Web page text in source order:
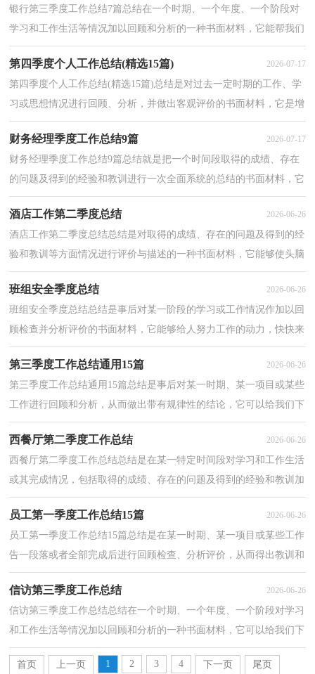
银行第三季度工作总结7篇总结在一个时期、一个年度、一个阶段对
学习和工作生活等情况加以回顾和分析的一种书面材料，它能帮我们
理顺知识结构，突出重点，突破难点，不如立即行动起...
第四季度个人工作总结(精选15篇) 2026-07-17
第四季度个人工作总结(精选15篇)总结是对过去一定时期的工作、学
习或思想情况进行回顾、分析，并做出客观评价的书面材料，它是增
长才干的一种好办法，因此我们需要回头归纳，写一份...
财务经理季度工作总结9篇 2026-07-17
财务经理季度工作总结9篇总结就是把一个时间段取得的成绩、存在
的问题及得到的经验和教训进行一次全面系统的总结的书面材料，它
可以使我们更有效率，不妨让我们认真地完成总结...
酒店工作第二季度总结 2026-06-26
酒店工作第二季度总结总结是对取得的成绩、存在的问题及得到的经
验和教训等方面情况进行评价与描述的一种书面材料，它能够使头脑
更加清醒，目标更加明确，我想我们需要写一份总结...
班组安全季度总结 2026-06-26
班组安全季度总结总结是事后对某一阶段的学习或工作情况作加以回
顾检查并分析评价的书面材料，它能够给人努力工作的动力，快快来
写一份总结吧。那么你真的懂得怎么写总结吗？下面...
第三季度工作总结通用15篇 2026-06-26
第三季度工作总结通用15篇总结是事后对某一时期、某一项目或某些
工作进行回顾和分析，从而做出带有规律性的结论，它可以给我们下
一阶段的学习和工作生活做指导，不妨坐下来好好写...
西餐厅第二季度工作总结 2026-06-26
西餐厅第二季度工作总结总结是在某一特定时间段对学习和工作生活
或其完成情况，包括取得的成绩、存在的问题及得到的经验和教训加
以回顾和分析的书面材料，它可以使我们更有效率...
员工第一季度工作总结15篇 2026-06-26
员工第一季度工作总结15篇总结是在某一时期、某一项目或某些工作
告一段落或者全部完成后进行回顾检查、分析评价，从而得出教训和
一些规律性认识的一种书面材料，它可以使我们更...
信访第三季度工作总结 2026-06-26
信访第三季度工作总结总结在一个时期、一个年度、一个阶段对学习
和工作生活等情况加以回顾和分析的一种书面材料，它可以给我们下
一阶段的学习和工作生活做指导，让我们来为自己...
首页
上一页 1 2 3 4 下一页 尾页